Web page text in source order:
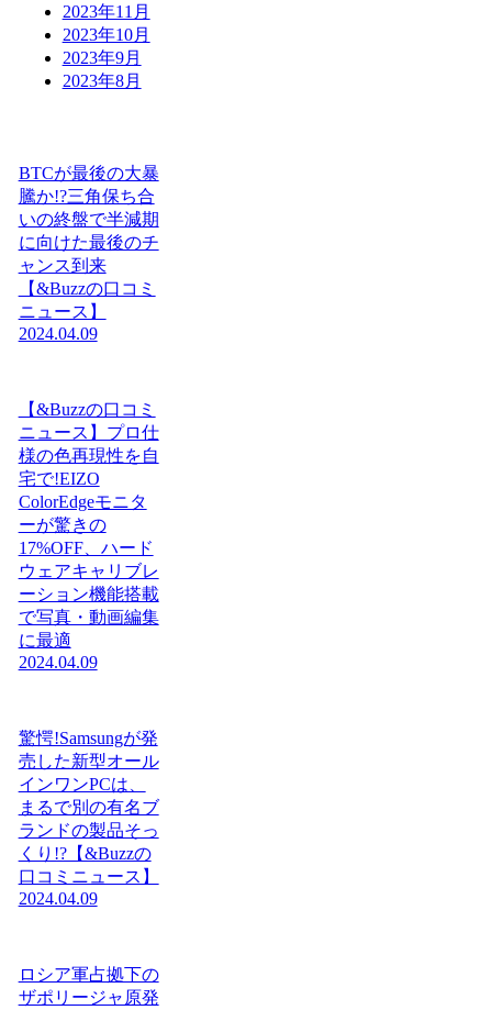
2023年11月
2023年10月
2023年9月
2023年8月
BTCが最後の大暴
騰か!?三角保ち合
いの終盤で半減期
に向けた最後のチ
ャンス到来
【&Buzzの口コミ
ニュース】
2024.04.09
【&Buzzの口コミ
ニュース】プロ仕
様の色再現性を自
宅で!EIZO
ColorEdgeモニタ
ーが驚きの
17%OFF、ハード
ウェアキャリブレ
ーション機能搭載
で写真・動画編集
に最適
2024.04.09
驚愕!Samsungが発
売した新型オール
インワンPCは、
まるで別の有名ブ
ランドの製品そっ
くり!?【&Buzzの
口コミニュース】
2024.04.09
ロシア軍占拠下の
ザポリージャ原発